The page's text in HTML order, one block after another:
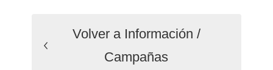
Volver a Información /
Campañas